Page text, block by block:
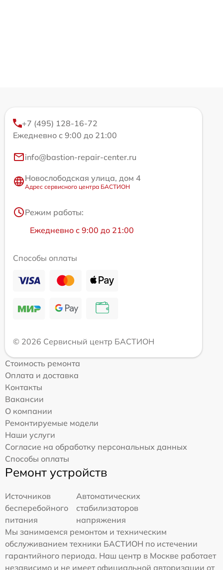
+7 (495) 128-16-72
Ежедневно с 9:00 до 21:00
info@bastion-repair-center.ru
Новослободская улица, дом 4
Адрес сервисного центра БАСТИОН
Режим работы:
Ежедневно с 9:00 до 21:00
Способы оплаты
© 2026 Сервисный центр БАСТИОН
Стоимость ремонта
Оплата и доставка
Контакты
Вакансии
О компании
Ремонтируемые модели
Наши услуги
Согласие на обработку персональных данных
Способы оплаты
Ремонт устройств
Источников
бесперебойного
питания
Автоматических
стабилизаторов
напряжения
Мы занимаемся ремонтом и техническим
обслуживанием техники БАСТИОН по истечении
гарантийного периода. Наш центр в Москве работает
независимо и не имеет официальной авторизации от